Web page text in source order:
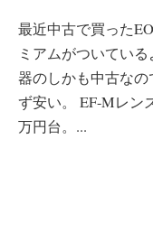
最近中古で買った
ミアムがついてい
器のしかも中古な
ず安い。 EF-Mレン
万円台。...